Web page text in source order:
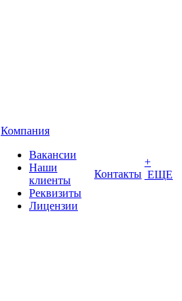
Компания
Вакансии
Наши
клиенты
Реквизиты
Лицензии
Контакты
+
ЕЩЕ